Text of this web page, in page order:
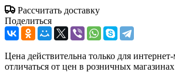
Рассчитать доставку
Поделиться
Цена действительна только для
отличаться от цен в розничных магазинах